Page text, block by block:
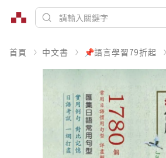
首頁 中文書 📌語言學習79折起